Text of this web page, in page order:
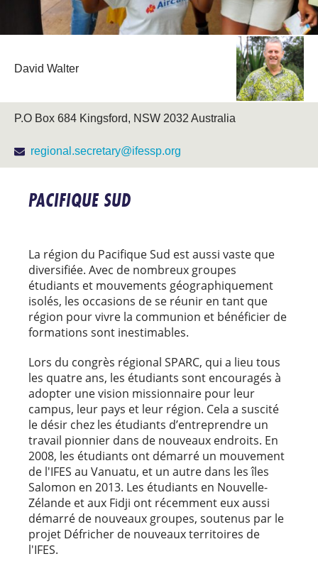
David Walter
P.O Box 684 Kingsford, NSW 2032 Australia
regional.secretary@ifessp.org
PACIFIQUE SUD
La région du Pacifique Sud est aussi vaste que
diversifiée. Avec de nombreux groupes
étudiants et mouvements géographiquement
isolés, les occasions de se réunir en tant que
région pour vivre la communion et bénéficier de
formations sont inestimables.
Lors du congrès régional SPARC, qui a lieu tous
les quatre ans, les étudiants sont encouragés à
adopter une vision missionnaire pour leur
campus, leur pays et leur région. Cela a suscité
le désir chez les étudiants d’entreprendre un
travail pionnier dans de nouveaux endroits. En
2008, les étudiants ont démarré un mouvement
de l'IFES au Vanuatu, et un autre dans les îles
Salomon en 2013. Les étudiants en Nouvelle-
Zélande et aux Fidji ont récemment eux aussi
démarré de nouveaux groupes, soutenus par le
projet Défricher de nouveaux territoires de
l'IFES.